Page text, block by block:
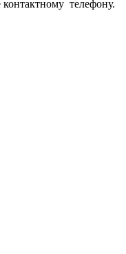
телефону.